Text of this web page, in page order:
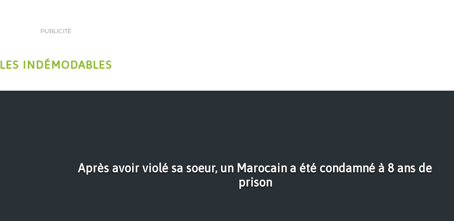
PUBLICITÉ
LES INDÉMODABLES
Après avoir violé sa soeur, un Marocain a été condamné à 8 ans de
prison